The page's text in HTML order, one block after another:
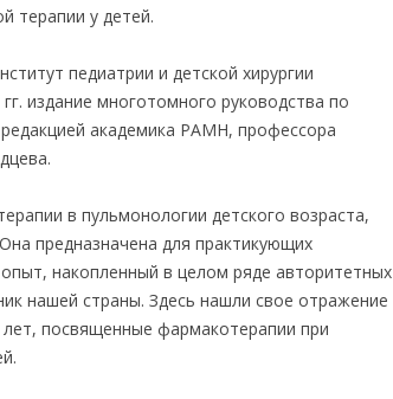
терапии у детей.
педиатрии и детской хирургии
издание многотомного руководства по
академика РАМН, профессора
в пульмонологии детского возраста,
предназначена для практикующих
накопленный в целом ряде авторитетных
нашей страны. Здесь нашли свое отражение
посвященные фармакотерапии при